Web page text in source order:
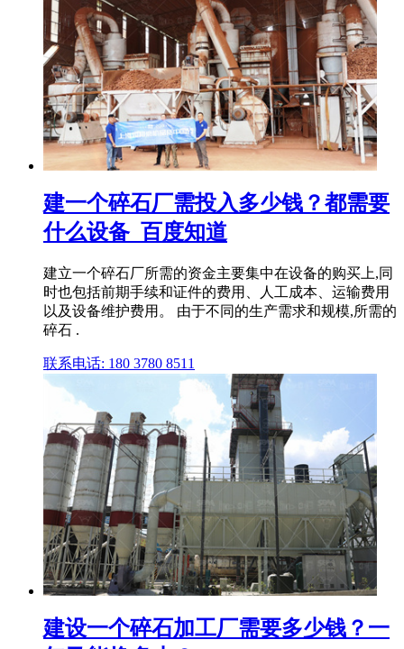
建一个碎石厂需投入多少钱？都需要
什么设备_百度知道
建立一个碎石厂所需的资金主要集中在设备的购买上,同
时也包括前期手续和证件的费用、人工成本、运输费用
以及设备维护费用。 由于不同的生产需求和规模,所需的
碎石 .
联系电话: 180 3780 8511
建设一个碎石加工厂需要多少钱？一